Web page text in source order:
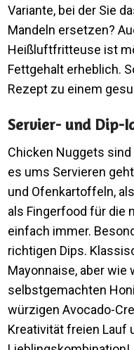
Variante, bei der Sie
Mandeln ersetzen?
Heißluftfritteuse ist
Fettgehalt erheblich.
Rezept zu einem
Servier- und Dip-
Chicken Nuggets
es ums Servieren
und Ofenkartoffeln,
als Fingerfood für die
einfach immer.
richtigen Dips.
Mayonnaise, aber wie
selbstgemachten
würzigen Avocado-
Kreativität freien Lauf